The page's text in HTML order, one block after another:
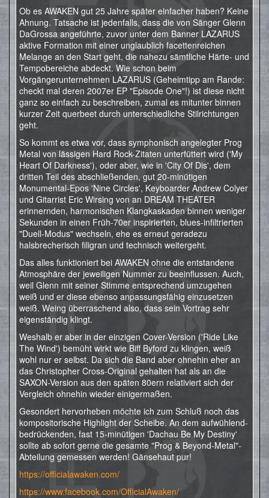
Ob es AWAKEN gut 25 Jahre später einfacher haben? Keine
Ahnung. Tatsache ist jedenfalls, dass die von Sänger Glenn
DaGrossa angeführte, zuvor unter dem Banner LAZARUS
aktive Formation mit einer unglaublich facettenreichen
Melange an den Start geht, die nahezu sämtliche Härte- und
Tempobereiche abdeckt. Wie schon beim
Vorgängerunternehmen LAZARUS (Geheimtipp am Rande:
checkt mal deren 2007er EP "Episode One"!) ist diese nicht
ganz so einfach zu beschreiben, zumal es mitunter binnen
kurzer Zeit querbeet durch unterschiedliche Stilrichtungen
geht.
So kommt es etwa vor, dass symphonisch angelegter Prog
Metal von lässigen Hard Rock-Zitaten unterfüttert wird ('My
Heart Of Darkness'), oder aber, wie in 'City Of Dis', dem
dritten Teil des abschließenden, gut 20-minütigen
Monumental-Epos 'Nine Circles', Keyboarder Andrew Colyer
und Gitarrist Eric Wirsing von an DREAM THEATER
erinnernden, harmonischen Klangkaskaden binnen weniger
Sekunden in einen Früh-70er inspirierten, blues-infiltrierten
"Duell-Modus" wechseln, ehe es erneut geradezu
halsbrecherisch filigran und technisch weitergeht.
Das alles funktioniert bei AWAKEN ohne die entstandene
Atmosphäre der jeweiligen Nummer zu beeinflussen. Auch,
weil Glenn mit seiner Stimme entsprechend umzugehen
weiß und er diese ebenso anpassungsfähig einzusetzen
weiß. Weing überraschend also, dass sein Vortrag sehr
eigenständig klingt.
Weshalb er aber in der einzigen Cover-Version ('Ride Like
The Wind') bemüht wirkt wie Biff Byford zu klingen, weiß
wohl nur er selbst. Da sich die Band aber ohnehin eher an
das Christopher Cross-Original gehalten hat als an die
SAXON-Version aus den späten 80ern relativiert sich der
Vergleich ohnehin wieder einigermaßen.
Gesondert hervorheben möchte ich zum Schluß noch das
kompositorische Highlight der Scheibe. An dem aufwühlend-
bedrückenden, fast 15-minütigen 'Dachau Be My Destiny'
sollte ab sofort gerne die gesamte "Prog & Beyond-Metal"-
Abteilung gemessen werden! Gänsehaut pur!
https://officialawaken.com/
https://www.facebook.com/OfficialAwaken/